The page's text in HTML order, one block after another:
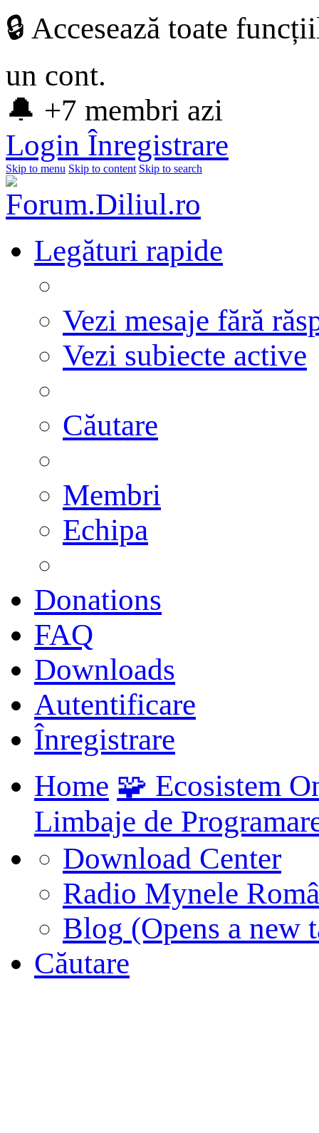
🔒 Accesează toate
un cont.
🔔 +7 membri azi
Login Înregistrare
Skip to menu Skip to content Skip to search
Legături rapide
Vezi mesaje fără
Vezi subiecte active
Căutare
Membri
Echipa
Donations
FAQ
Downloads
Autentificare
Înregistrare
Home 🧩 Ecosistem
Limbaje de
Download Center
Radio Mynele
Blog (Opens a new
Căutare